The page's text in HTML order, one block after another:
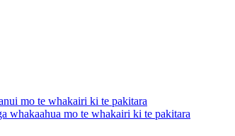
mo te whakairi ki te pakitara
whakaahua mo te whakairi ki te pakitara